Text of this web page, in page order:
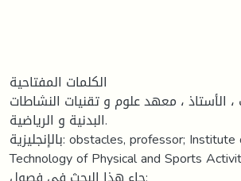
الكلمات المفتاحية
، الأستاذ ، معهد علوم و تقنيات النشاطات
البدنية و الرياضية.
بالإنجليزية: obstacles, professor; Institute of Science and
Technology of Physical and Sports